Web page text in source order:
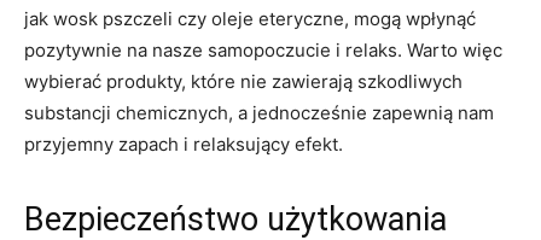
jak wosk pszczeli czy⁢ oleje eteryczne, mogą wpłynąć
pozytywnie na ‌nasze samopoczucie i relaks. Warto więc
wybierać produkty,​ które ⁤nie zawierają⁢ szkodliwych
substancji chemicznych, a jednocześnie⁤ zapewnią nam
przyjemny zapach ‌i relaksujący efekt.
Bezpieczeństwo użytkowania